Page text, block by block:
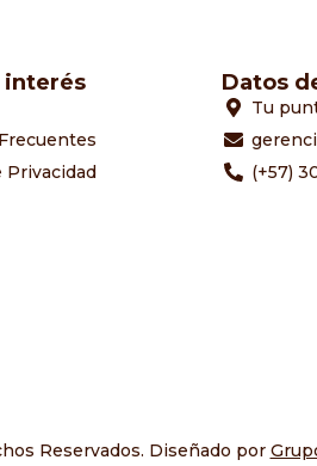
interés
Privacidad
Datos
Tu
(+57)
Reservados. Diseñado por